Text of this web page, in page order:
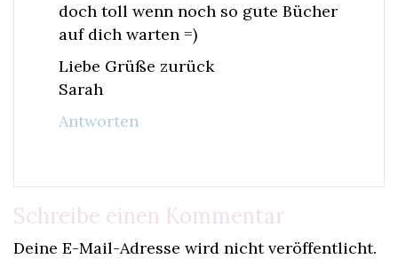
doch toll wenn noch so gute Bücher
auf dich warten =)
Liebe Grüße zurück
Sarah
Antworten
Schreibe einen Kommentar
Deine E-Mail-Adresse wird nicht veröffentlicht.